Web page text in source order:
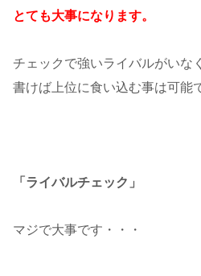
とても大事になります。
チェックで強いライバルがいな
書けば上位に食い込む事は可能
「ライバルチェック」
マジで大事です・・・